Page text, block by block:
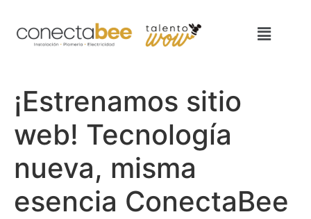
¡Estrenamos sitio
web! Tecnología
nueva, misma
esencia ConectaBee